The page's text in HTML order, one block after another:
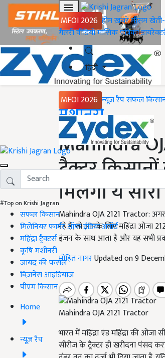
MFOI 2026 होमख़बरेंमौसम
गैलरीवीडियोमासिक पत्रिका
हिंदी
MFOI 2026 न्यूज़ रैपसफल
#Top on Krishi Jagran
सफल किसान
मिलेनियर फार्मर ऑफ इंडिया अवॉर्ड
महिंद्रा ट्रैक्टर्स
कृषि मशीनरी
जायद की फसल
बिज़नेस आइडियाज
पीएम किसान
Home
न्यूज़ रैप
Home
मशीनरी
Mahindra
ट्रैक्टर
मिलेगी ये
Mahindra OJA 2121 Tractor:
रहे हैं, तो आपके लिए महिंद्रा ओजा
इंजन के साथ आता है और यह सभी
मोहित नागरUpdated on 9
Mahindra OJA 2121 Tractor
भारत में महिंद्रा एंड महिंद्रा की
सीरीज के ट्रैक्टर ही खरीदना पंसद